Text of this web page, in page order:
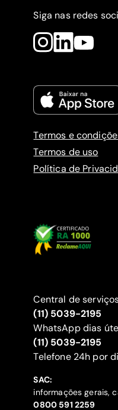
Siga nas redes
Termos e
Termos de uso
Política de
Central de
(11) 5039-2195
WhatsApp dias
(11) 5039-2195
‍Telefone 24h por
SAC:
informações gerais,
‍0800 591 2259